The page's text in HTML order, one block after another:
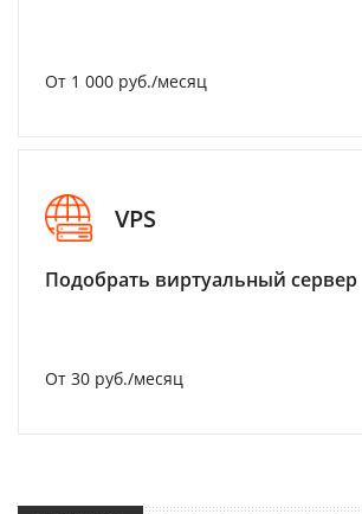
От 1 000 руб./месяц
VPS
Подобрать виртуальный сервер
От 30 руб./месяц